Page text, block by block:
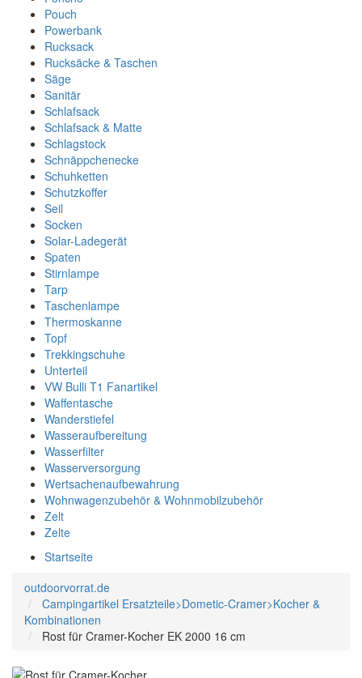
Pouch
Powerbank
Rucksack
Rucksäcke & Taschen
Säge
Sanitär
Schlafsack
Schlafsack & Matte
Schlagstock
Schnäppchenecke
Schuhketten
Schutzkoffer
Seil
Socken
Solar-Ladegerät
Spaten
Stirnlampe
Tarp
Taschenlampe
Thermoskanne
Topf
Trekkingschuhe
Unterteil
VW Bulli T1 Fanartikel
Waffentasche
Wanderstiefel
Wasseraufbereitung
Wasserfilter
Wasserversorgung
Wertsachenaufbewahrung
Wohnwagenzubehör & Wohnmobilzubehör
Zelt
Zelte
Startseite
outdoorvorrat.de
Campingartikel Ersatzteile>Dometic-Cramer>Kocher &
Kombinationen
Rost für Cramer-Kocher EK 2000 16 cm